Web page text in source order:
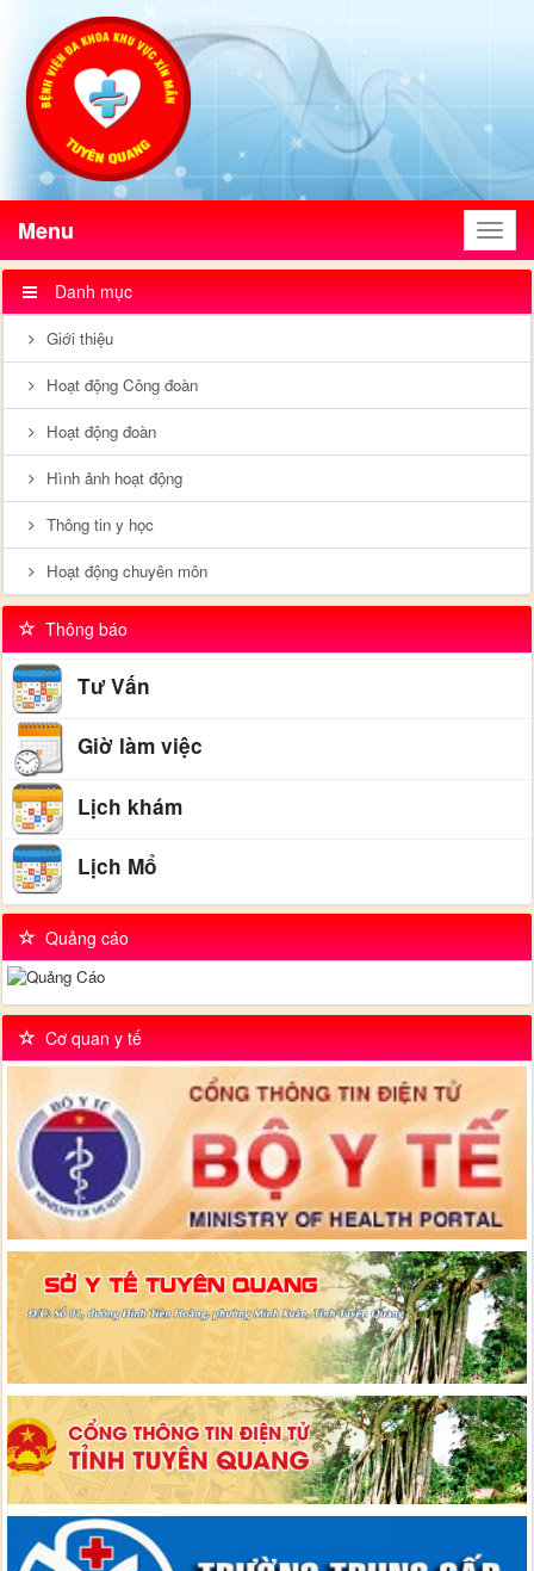
Menu
Menu
Danh mục
Giới thiệu
Hoạt động Công đoàn
Hoạt động đoàn
Hình ảnh hoạt động
Thông tin y học
Hoạt động chuyên môn
Thông báo
Tư Vấn
Giờ làm việc
Lịch khám
Lịch Mổ
Quảng cáo
Cơ quan y tế